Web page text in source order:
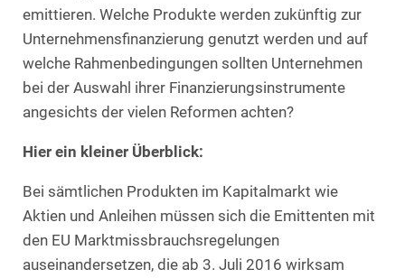
emittieren. Welche Produkte werden zukünftig zur
Unternehmensfinanzierung genutzt werden und auf
welche Rahmenbedingungen sollten Unternehmen
bei der Auswahl ihrer Finanzierungsinstrumente
angesichts der vielen Reformen achten?
Hier ein kleiner Überblick:
Bei sämtlichen Produkten im Kapitalmarkt wie
Aktien und Anleihen müssen sich die Emittenten mit
den EU Marktmissbrauchsregelungen
auseinandersetzen, die ab 3. Juli 2016 wirksam